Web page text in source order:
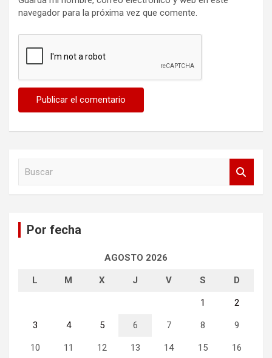
navegador para la próxima vez que comente.
Por fecha
AGOSTO 2026
L M X J V S D
1 2
3 4 5 6 7 8 9
10 11 12 13 14 15 16